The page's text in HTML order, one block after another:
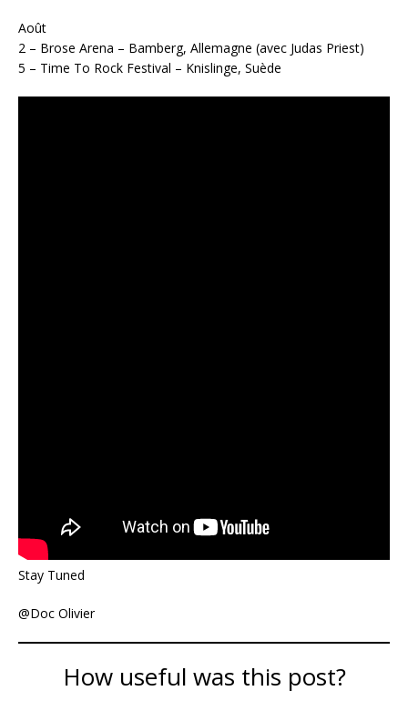
Août
2 – Brose Arena – Bamberg, Allemagne (avec Judas Priest)
5 – Time To Rock Festival – Knislinge, Suède
Stay Tuned
@Doc Olivier
How useful was this post?